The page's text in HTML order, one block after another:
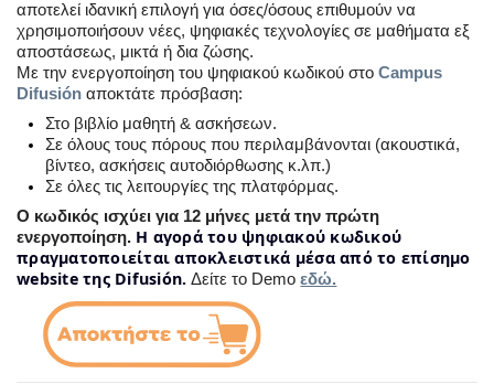
αποτελεί ιδανική επιλογή για όσες/όσους επιθυμούν να
χρησιμοποιήσουν νέες, ψηφιακές τεχνολογίες σε μαθήματα εξ
αποστάσεως, μικτά ή δια ζώσης.
Με την ενεργοποίηση του ψηφιακού κωδικού στο Campus
Difusión αποκτάτε πρόσβαση:
Στο βιβλίο μαθητή & ασκήσεων.
Σε όλους τους πόρους που περιλαμβάνονται (ακουστικά,
βίντεο, ασκήσεις αυτοδιόρθωσης κ.λπ.)
Σε όλες τις λειτουργίες της πλατφόρμας.
Ο κωδικός ισχύει για 12 μήνες μετά την πρώτη
ενεργοποίηση. H αγορά του ψηφιακού κωδικού
πραγματοποιείται αποκλειστικά μέσα από το επίσημο
website της Difusión. Δείτε το Demoεδώ.